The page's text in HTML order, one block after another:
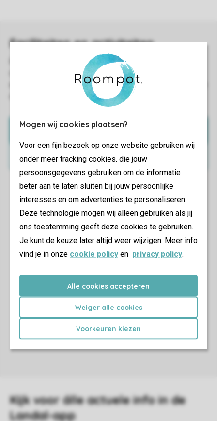
Mogen wij cookies plaatsen?
Voor een fijn bezoek op onze website gebruiken wij
onder meer tracking cookies, die jouw
persoonsgegevens gebruiken om de informatie
beter aan te laten sluiten bij jouw persoonlijke
interesses en om advertenties te personaliseren.
Deze technologie mogen wij alleen gebruiken als jij
ons toestemming geeft deze cookies te gebruiken.
Je kunt de keuze later altijd weer wijzigen. Meer info
vind je in onze cookie policy en privacy policy.
Alle cookies accepteren
Weiger alle cookies
Voorkeuren kiezen
Naar de app
Bekijk faciliteiten